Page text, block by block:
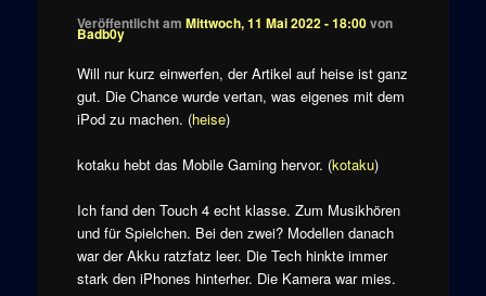
Veröffentlicht am Mittwoch, 11 Mai 2022 - 18:00von
Badb0y
Will nur kurz einwerfen, der Artikel auf heise ist ganz
gut. Die Chance wurde vertan, was eigenes mit dem
iPod zu machen. (heise)
kotaku hebt das Mobile Gaming hervor. (kotaku)
Ich fand den Touch 4 echt klasse. Zum Musikhören
und für Spielchen. Bei den zwei? Modellen danach
war der Akku ratzfatz leer. Die Tech hinkte immer
stark den iPhones hinterher. Die Kamera war mies.